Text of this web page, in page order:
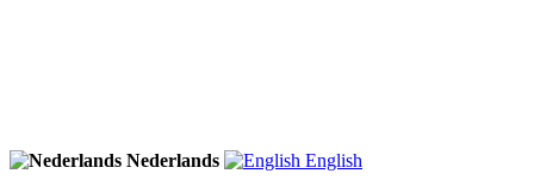
Nederlands English